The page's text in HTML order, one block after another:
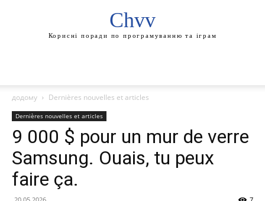
Chvv
Корисні поради по програмуванню та іграм
додому Dernières nouvelles et articles
Dernières nouvelles et articles
9 000 $ pour un mur de verre
Samsung. Ouais, tu peux
faire ça.